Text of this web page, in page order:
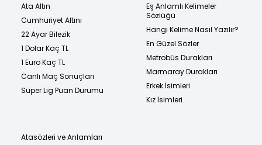
Ata Altın
Cumhuriyet Altını
22 Ayar Bilezik
1 Dolar Kaç TL
1 Euro Kaç TL
Canlı Maç Sonuçları
Süper Lig Puan Durumu
Eş Anlamlı Kelimeler
Sözlüğü
Hangi Kelime Nasıl Yazılır?
En Güzel Sözler
Metrobüs Durakları
Marmaray Durakları
Erkek İsimleri
Kız İsimleri
Atasözleri ve Anlamları